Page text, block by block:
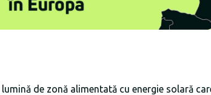
de zonă alimentată cu energie solară